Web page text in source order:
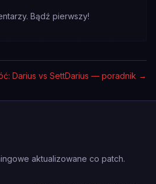
Bądź pierwszy!
Darius vs SettDarius — poradnik →
aktualizowane co patch.